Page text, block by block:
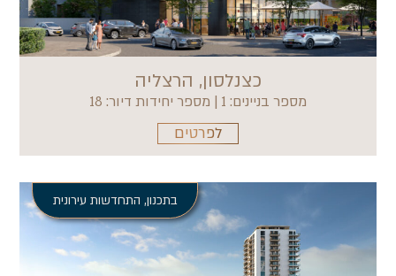
כצנלסון, הרצליה
מספר בניינים: 1 | מספר יחידות דיור: 18
לפרטים
בתכנון, התחדשות עירונית